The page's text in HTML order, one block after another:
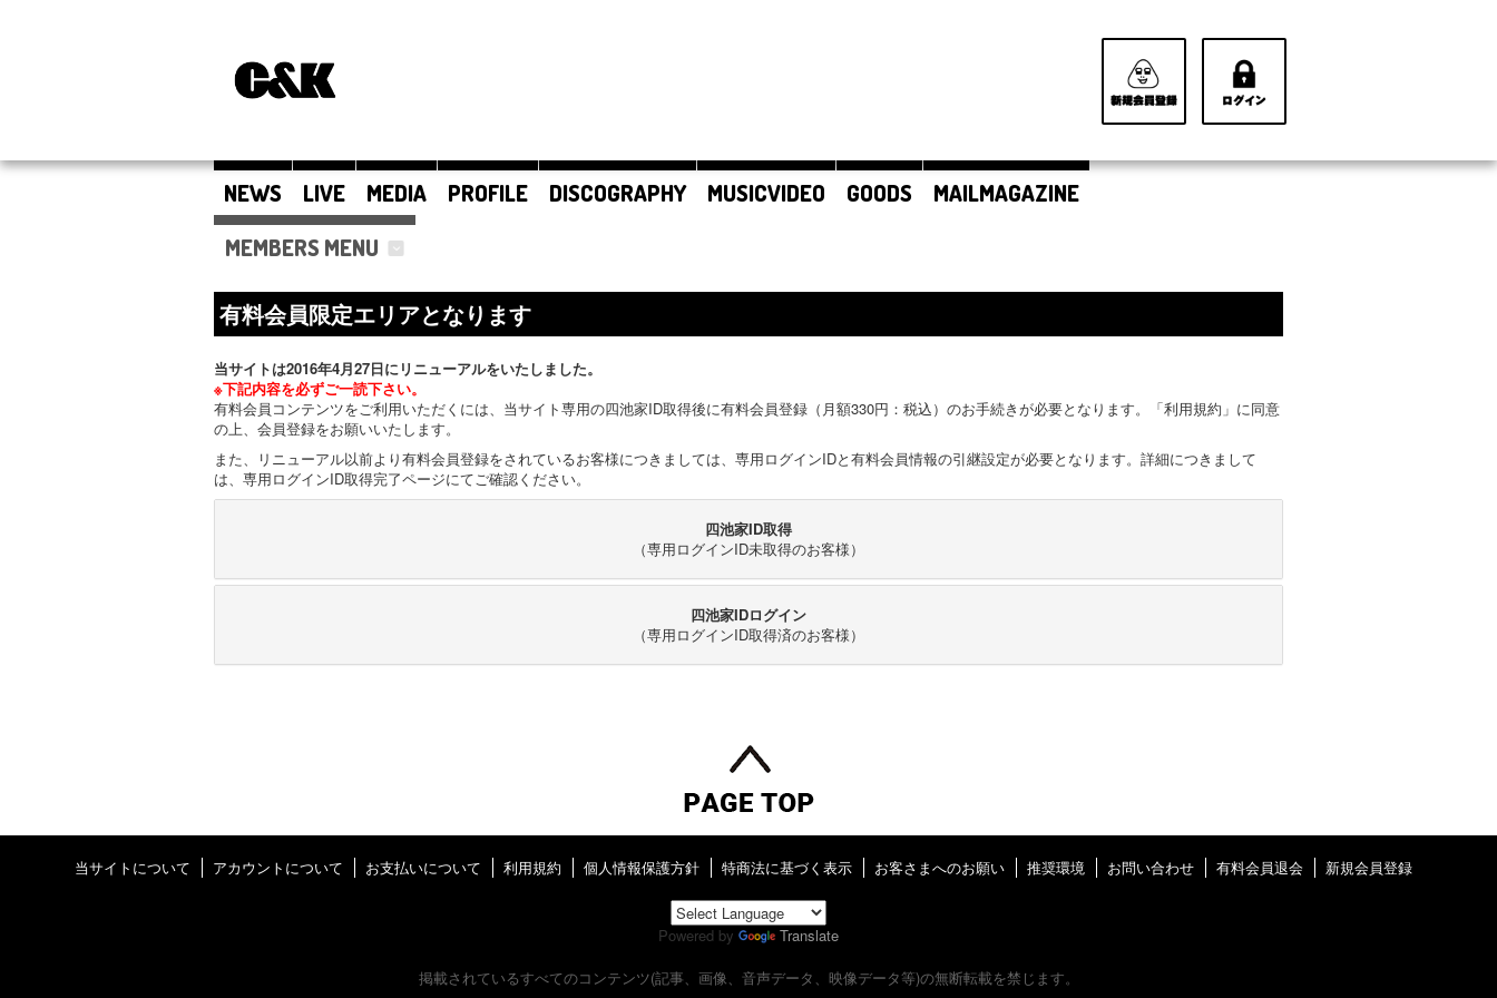
NEWS LIVE MEDIA PROFILE DISCOGRAPHY MUSICVIDEO GOODS
MAILMAGAZINE
MEMBERS MENU
有料会員限定エリアとなります
当サイトは2016年4月27日にリニューアルをいたしました。
※下記内容を必ずご一読下さい。
有料会員コンテンツをご利用いただくには、当サイト専用の四池家ID取得後に有料会員登録（月額330円：税込）のお手続きが必要となります。「利用規約」に同意
の上、会員登録をお願いいたします。
また、リニューアル以前より有料会員登録をされているお客様につきましては、専用ログインIDと有料会員情報の引継設定が必要となります。詳細につきまして
は、専用ログインID取得完了ページにてご確認ください。
四池家ID取得
（専用ログインID未取得のお客様）
四池家IDログイン
（専用ログインID取得済のお客様）
当サイトについて アカウントについて お支払いについて 利用規約 個人情報保護方針 特商法に基づく表示 お客さまへのお願い 推奨環境 お問い合わせ 有料会員退会 新規会員登録
Powered by
Translate
掲載されているすべてのコンテンツ(記事、画像、音声データ、映像データ等)の無断転載を禁じます。